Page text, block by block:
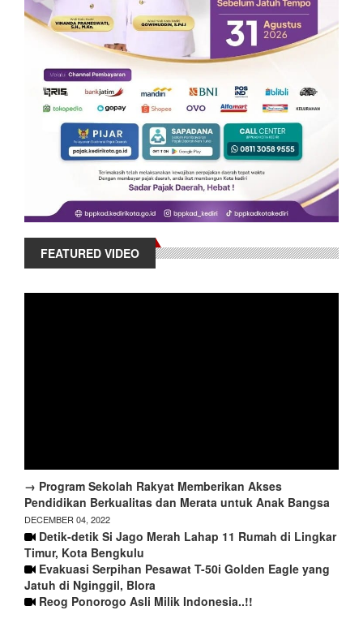
FEATURED VIDEO
→ Program Sekolah Rakyat Memberikan Akses
Pendidikan Berkualitas dan Merata untuk Anak Bangsa
DECEMBER 04, 2022
Detik-detik Si Jago Merah Lahap 11 Rumah di Lingkar
Timur, Kota Bengkulu
Evakuasi Serpihan Pesawat T-50i Golden Eagle yang
Jatuh di Nginggil, Blora
Reog Ponorogo Asli Milik Indonesia..!!